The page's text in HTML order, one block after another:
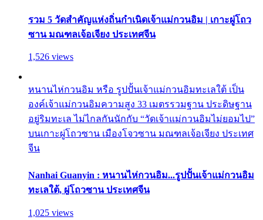
รวม 5 วัดสำคัญแห่งถิ่นกำเนิดเจ้าแม่กวนอิม | เกาะผู่โถว
ซาน มณฑลเจ้อเจียง ประเทศจีน
1,526 views
หนานไห่กวนอิม หรือ รูปปั้นเจ้าแม่กวนอิมทะเลใต้ เป็น
องค์เจ้าแม่กวนอิมความสูง 33 เมตรรวมฐาน ประดิษฐาน
อยู่ริมทะเล ไม่ไกลกันนักกับ “วัดเจ้าแม่กวนอิมไม่ยอมไป”
บนเกาะผู่โถวซาน เมืองโจวซาน มณฑลเจ้อเจียง ประเทศ
จีน
Nanhai Guanyin : หนานไห่กวนอิม...รูปปั้นเจ้าแม่กวนอิม
ทะเลใต้, ผู่โถวซาน ประเทศจีน
1,025 views